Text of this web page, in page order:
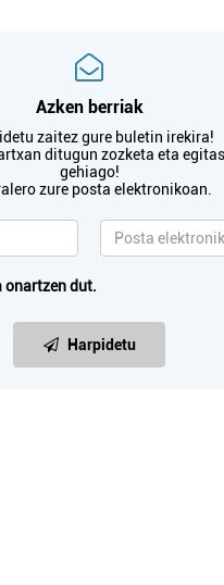
Azken berriak
zaitez gure buletin irekira!
ditugun zozketa eta
gehiago!
zure posta elektronikoan.
onartzen dut.
Harpidetu